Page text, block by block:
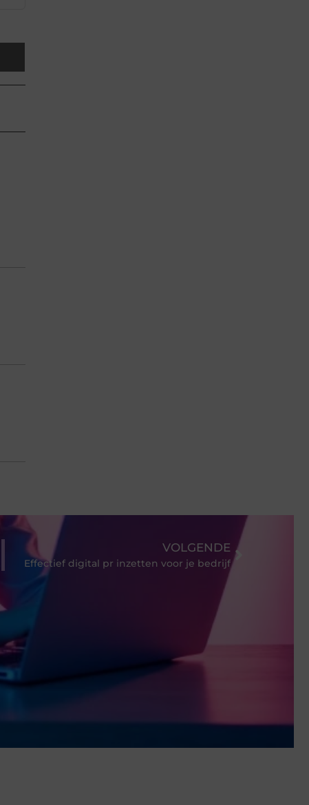
VOLGENDE
Effectief digital pr inzetten voor je bedrijf